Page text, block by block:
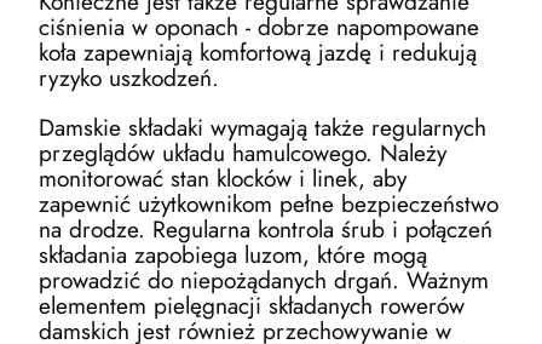
ciśnienia w oponach - dobrze napompowane
koła zapewniają komfortową jazdę i redukują
ryzyko uszkodzeń.
Damskie składaki wymagają także regularnych
przeglądów układu hamulcowego. Należy
monitorować stan klocków i linek, aby
zapewnić użytkownikom pełne bezpieczeństwo
na drodze. Regularna kontrola śrub i połączeń
składania zapobiega luzom, które mogą
prowadzić do niepożądanych drgań. Ważnym
elementem pielęgnacji składanych rowerów
damskich jest również przechowywanie w